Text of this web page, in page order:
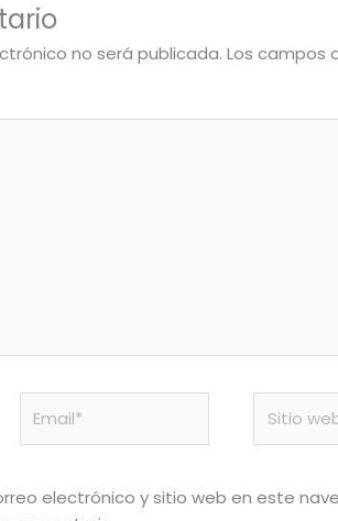
no será publicada. Los campos
web
electrónico y sitio web en este